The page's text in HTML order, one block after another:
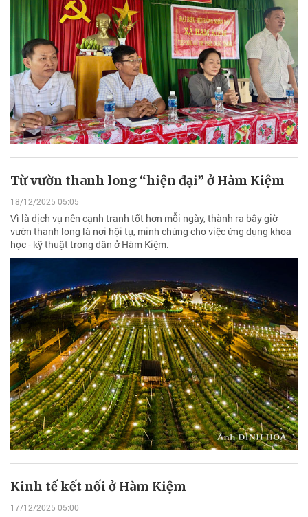
Từ vườn thanh long “hiện đại” ở Hàm Kiệm
18/12/2025 05:05
Vì là dịch vụ nên cạnh tranh tốt hơn mỗi ngày, thành ra bây giờ
vườn thanh long là nơi hội tụ, minh chứng cho việc ứng dụng khoa
học - kỹ thuật trong dân ở Hàm Kiệm.
Kinh tế kết nối ở Hàm Kiệm
17/12/2025 05:00